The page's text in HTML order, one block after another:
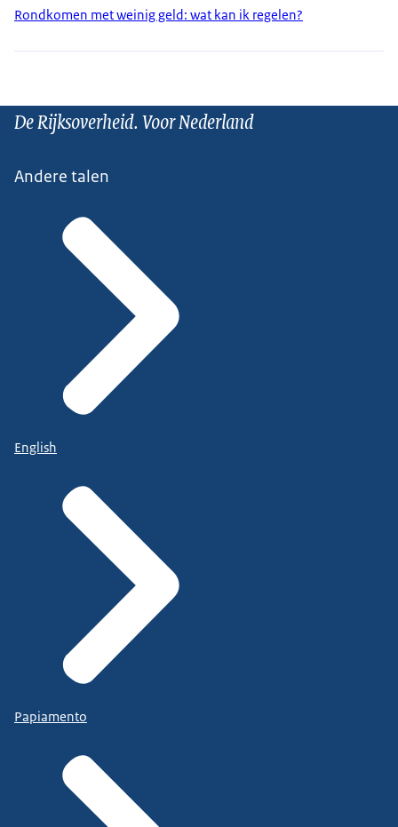
Rondkomen met weinig geld: wat kan ik regelen?
De Rijksoverheid. Voor Nederland
Andere talen
English
Papiamento